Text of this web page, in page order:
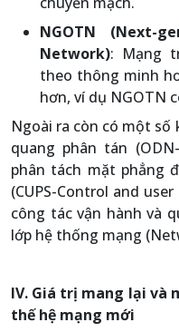
NGOTN (Next-
Network): Mạng
theo thông minh
hơn, ví dụ NGOTN
Ngoài ra còn có một
quang phân tán
phân tách mặt phẳng
(CUPS-Control and
công tác vận hành và
lớp hệ thống mạng
IV. Giá trị mang lại và
thế hệ mạng mới